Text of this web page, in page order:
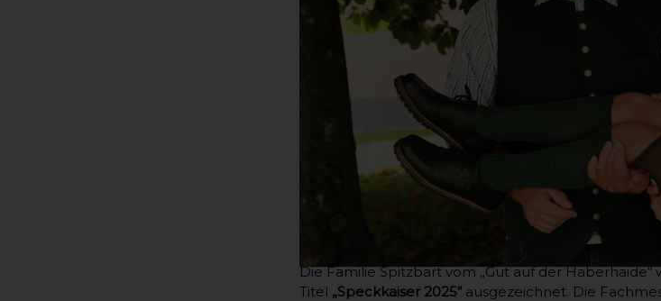
Die Familie Spitzbart vom „Gut auf der
Titel „Speckkaiser 2025“ ausgezeichnet. Die